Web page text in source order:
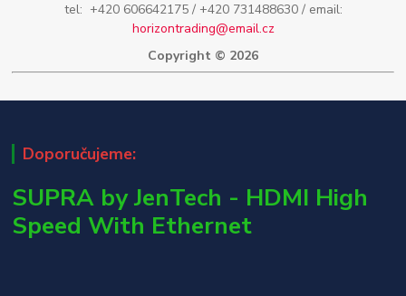
tel: +420 606642175 / +420 731488630 / email:
horizontrading@email.cz
Copyright © 2026
Doporučujeme:
SUPRA by JenTech - HDMI High
Speed With Ethernet